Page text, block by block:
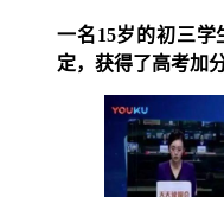
一名15岁的初三学
定，获得了高考加分